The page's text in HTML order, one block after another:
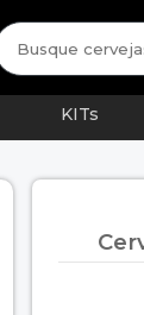
KITs